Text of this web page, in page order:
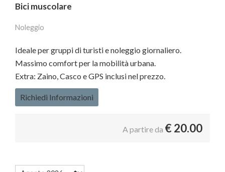
Bici muscolare
Noleggio
Ideale per gruppi di turisti e noleggio giornaliero.
Massimo comfort per la mobilità urbana.
Extra: Zaino, Casco e GPS inclusi nel prezzo.
Richiedi Informazioni
A partire da €20.00